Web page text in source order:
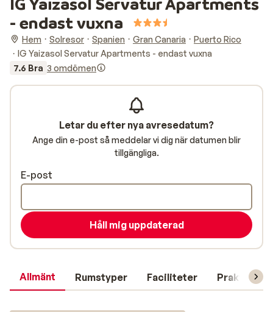
- endast vuxna
Hem Solresor Spanien Gran Canaria
Puerto Rico
IG Yaizasol Servatur Apartments - endast vuxna
7.6 Bra 3 omdömen
Allmänt Rumstyper Faciliteter Praktisk
Letar du efter nya avresedatum?
Ange din e-post så meddelar vi dig när datumen blir
tillgängliga.
E-post
Håll mig uppdaterad